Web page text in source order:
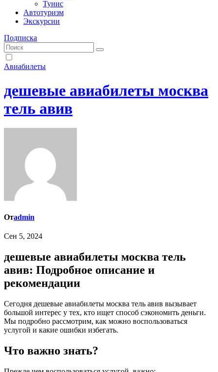
Тунис
Автотуризм
Экскурсии
Подписка
Авиабилеты
дешевые авиабилеты москва
тель авив
Отadmin
Сен 5, 2024
дешевые авиабилеты москва тель
авив: Подробное описание и
рекомендации
Сегодня дешевые авиабилеты москва тель авив вызывает
большой интерес у тех, кто ищет способ сэкономить деньги.
Мы подробно рассмотрим, как можно воспользоваться
услугой и какие ошибки избегать.
Что важно знать?